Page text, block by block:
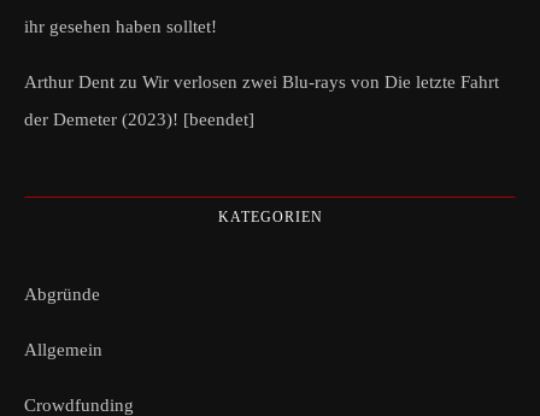
ihr gesehen haben solltet!
Arthur Dent zu Wir verlosen zwei Blu-rays von Die letzte Fahrt
der Demeter (2023)! [beendet]
KATEGORIEN
Abgründe
Allgemein
Crowdfunding